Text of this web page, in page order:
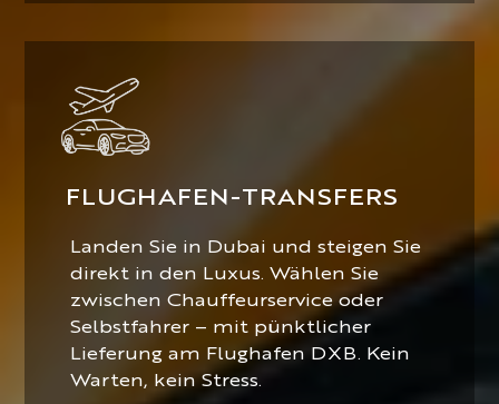
FLUGHAFEN-TRANSFERS
Landen Sie in Dubai und steigen Sie
direkt in den Luxus. Wählen Sie
zwischen Chauffeurservice oder
Selbstfahrer – mit pünktlicher
Lieferung am Flughafen DXB. Kein
Warten, kein Stress.